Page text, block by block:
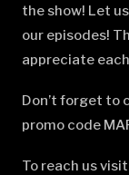
the show! Let
our episodes!
appreciate
Don’t forget to
promo code
To reach us